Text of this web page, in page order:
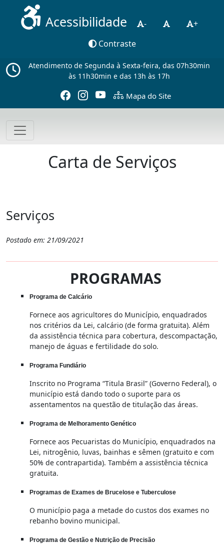
Acessibilidade -
+
Contraste
Atendimento de Segunda à Sexta-feira, das 07h30min
às 11h30min e das 13h às 17h
Mapa do Site
Carta de Serviços
Serviços
Postado em: 21/09/2021
PROGRAMAS
Programa de Calcário
Fornece aos agricultores do Município, enquadrados
nos critérios da Lei, calcário (de forma gratuita). Além
da assistência técnica para cobertura, descompactação,
manejo de águas e fertilidade do solo.
Programa Fundiário
Inscrito no Programa “Titula Brasil” (Governo Federal), o
município está dando todo o suporte para os
assentamentos na questão de titulação das áreas.
Programa de Melhoramento Genético
Fornece aos Pecuaristas do Município, enquadrados na
Lei, nitrogênio, luvas, bainhas e sêmen (gratuito e com
50% de contrapartida). Também a assistência técnica
gratuita.
Programas de Exames de Brucelose e Tuberculose
O município paga a metade do custos dos exames no
rebanho bovino municipal.
Programa de Gestão e Nutrição de Precisão